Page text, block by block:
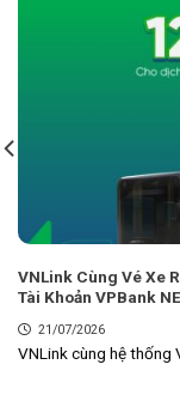
VNLink Cùng Vé Xe
Tài Khoản VPBank
21/07/2026
VNLink cùng hệ thống